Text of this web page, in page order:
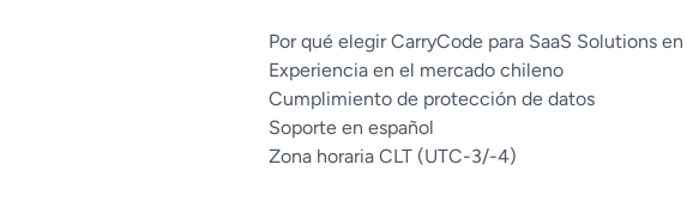
Por qué elegir CarryCode para SaaS Solutions
Experiencia en el mercado chileno
Cumplimiento de protección de datos
Soporte en español
Zona horaria CLT (UTC-3/-4)